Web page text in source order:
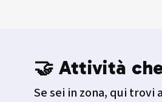
🤝 Attività
Se sei in zona, qui